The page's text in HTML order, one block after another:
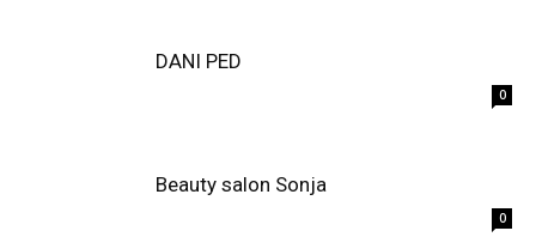
DANI PED
0
Beauty salon Sonja
0